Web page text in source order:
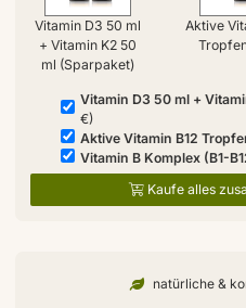
Vitamin D3 50 ml
+ Vitamin K2 50
ml (Sparpaket)
Aktive
Vitamin D3 50 ml +
€)
Aktive Vitamin B12
Vitamin B Komplex (B1-
Kaufe alles
natürliche &